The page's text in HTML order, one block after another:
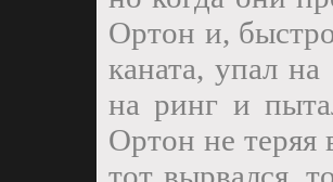
Ортон и,
каната, упал
на ринг и
Ортон не теряя